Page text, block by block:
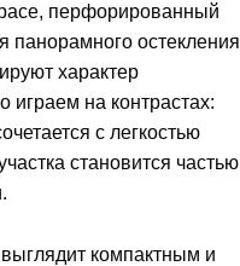
перфорированный
панорамного остекления
характер
на контрастах:
с легкостью
становится частью
компактным и